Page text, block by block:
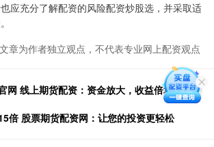
应充分了解配资的风险配资炒股选，并采取适
文章为作者独立观点，不代表专业网上配资观点
网 线上期货配资：资金放大，收益倍增
倍 股票期货配资网：让您的投资更轻松